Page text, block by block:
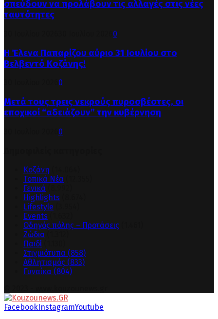
σπεύδουν να προλάβουν τις αλλαγές στις νέες
ταυτότητες
0
Η Έλενα Παπαρίζου αύριο 31 Ιουλίου στο
Βελβεντό Κοζάνης!
0
Μετά τους τρεις νεκρούς πυροσβέστες, οι
εποχικοί “αδειάζουν” την κυβέρνηση
0
Κοζάνη
Τοπικά Νέα
Γενικά
Highlights
Lifestyle
Events
Οδηγός πόλης – Προτάσεις
Ζώδια
Παιδί
Στιγμιότυπα (858)
Αθλητισμός (833)
Γυναίκα (804)
Facebook InstagramYoutube